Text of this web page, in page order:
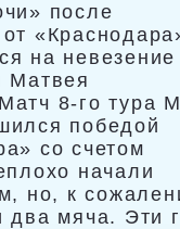
после
на невезение
Матвея
8-го тура
победой
со счетом
начали
но, к
два мяча. Эти